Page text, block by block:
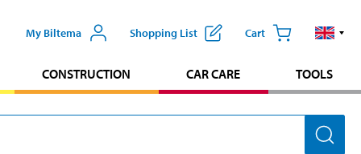
My Biltema Shopping List Cart
CONSTRUCTION CAR CARE TOOLS